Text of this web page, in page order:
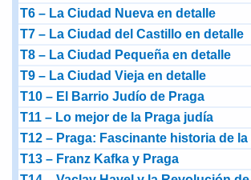
T6 – La Ciudad Nueva en detalle
T7 – La Ciudad del Castillo en detalle
T8 – La Ciudad Pequeña en detalle
T9 – La Ciudad Vieja en detalle
T10 – El Barrio Judío de Praga
T11 – Lo mejor de la Praga judía
T12 – Praga: Fascinante historia de
T13 – Franz Kafka y Praga